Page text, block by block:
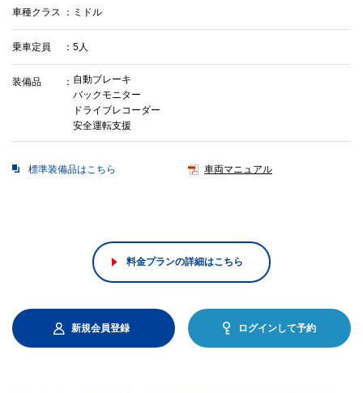
車種クラス ミドル
乗車定員 5人
装備品
自動ブレーキ
バックモニター
ドライブレコーダー
安全運転支援
標準装備品はこちら 車両マニュアル
料金プランの詳細はこちら
新規会員登録 ログインして予約